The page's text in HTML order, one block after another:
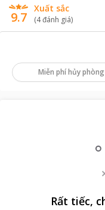
9.7
Xuất sắc
(4đánh giá)
Miễn phí hủy phòng
Rất tiếc,